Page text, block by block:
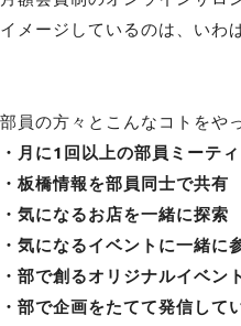
イメージしているのは、いわ
部員の方々とこんなコトをや
・月に1回以上の部員ミーティ
・板橋情報を部員同士で共有
・気になるお店を一緒に探索
・気になるイベントに一緒に
・部で創るオリジナルイベン
・部で企画をたてて発信して